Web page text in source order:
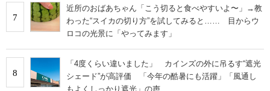
7
近所のおばあちゃん「こう切ると食べやすいよ〜」→教
わった“スイカの切り方”を試してみると…… 目からウ
ロコの光景に「やってみます」
8
「4度くらい違いました」 カインズの外に吊るす“遮光
シェード”が高評価 「今年の酷暑にも活躍」「風通し
もよくしっかり遮光」の声